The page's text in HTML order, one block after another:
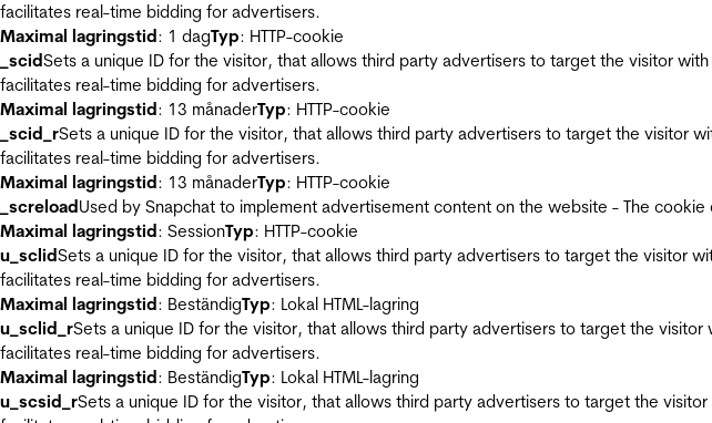
facilitates real-time bidding for advertisers.
Maximal lagringstid: 1 dagTyp: HTTP-cookie
_scidSets a unique ID for the visitor, that allows third party advertisers to target the visitor
facilitates real-time bidding for advertisers.
Maximal lagringstid: 13 månaderTyp: HTTP-cookie
_scid_rSets a unique ID for the visitor, that allows third party advertisers to target the visitor
facilitates real-time bidding for advertisers.
Maximal lagringstid: 13 månaderTyp: HTTP-cookie
_screloadUsed by Snapchat to implement advertisement content on the website - The
Maximal lagringstid: SessionTyp: HTTP-cookie
u_sclidSets a unique ID for the visitor, that allows third party advertisers to target the visitor
facilitates real-time bidding for advertisers.
Maximal lagringstid: BeständigTyp: Lokal HTML-lagring
u_sclid_rSets a unique ID for the visitor, that allows third party advertisers to target the
facilitates real-time bidding for advertisers.
Maximal lagringstid: BeständigTyp: Lokal HTML-lagring
u_scsid_rSets a unique ID for the visitor, that allows third party advertisers to target the